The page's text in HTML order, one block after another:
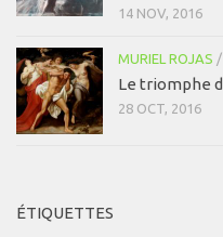
14 NOV, 2016
MURIEL ROJAS /
Le triomphe
28 OCT, 2016
ÉTIQUETTES